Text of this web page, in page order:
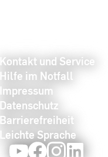
Kontakt und Service
Hilfe im Notfall
Impressum
Datenschutz
Barrierefreiheit
Leichte Sprache
YoutubeFacebookInstagram